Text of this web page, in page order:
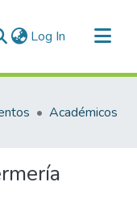
Log In (current)
Académicos